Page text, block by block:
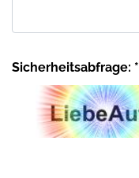
Sicherheitsabfrage: *